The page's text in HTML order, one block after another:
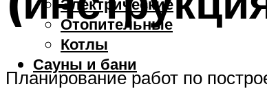
Электрические
Отопительные
Котлы
Сауны и бани
Планирование работ по